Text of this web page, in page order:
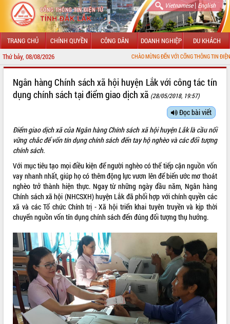
Vietnamese| English
TRANG CHỦ CHÍNH QUYỀN CÔNG DÂN DOANH NGHIỆP DU KHÁCH
Thứ bảy, 08/08/2026 CHÀO MỪNG ĐẾN VỚI CỔNG THÔNG TIN ĐIỆN TỬ TỈNH ĐẮK
LÃNH ĐẠO UBND TỈNH
SỞ, BAN, NGÀNH
THÔNG TIN CHỈ ĐẠO ĐIỀU HÀNH
HỆ THỐNG VĂN BẢN
VĂN BẢN HĐND TỈNH
ĐIỂM TIN VĂN BẢN
QUY HOẠCH - KẾ HOẠCH
Ngân hàng Chính sách xã hội huyện Lắk với công tác tín
dụng chính sách tại điểm giao dịch xã (28/05/2018, 19:57)
Đọc bài viết
Điểm giao dịch xã của Ngân hàng Chính sách xã hội huyện Lắk là cầu nối
vững chắc để vốn tín dụng chính sách đến tay hộ nghèo và các đối tượng
chính sách.
Với mục tiêu tạo mọi điều kiện để người nghèo có thể tiếp cận nguồn vốn
vay nhanh nhất, giúp họ có thêm động lực vươn lên để biến ước mơ thoát
nghèo trở thành hiện thực. Ngay từ những ngày đầu năm, Ngân hàng
Chính sách xã hội (NHCSXH) huyện Lắk đã phối hợp với chính quyền các
xã và các Tổ chức Chính trị - Xã hội triển khai tuyên truyền và kịp thời
chuyển nguồn vốn tín dụng chính sách đến đúng đối tượng thụ hưởng.